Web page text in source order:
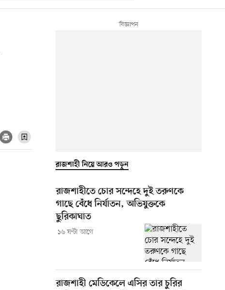
রাজশাহী নিয়ে আরও পড়ুন
রাজশাহীতে চোর সন্দেহে দুই তরুণকে
গাছে বেঁধে নির্যাতন, অভিযুক্তকে
ছুরিকাঘাত
১৬ ঘণ্টা আগে
রাজশাহী মেডিকেলে এসির তার চুরির